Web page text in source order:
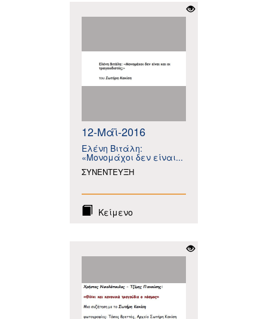
12-Μάϊ-2016
Ελένη Βιτάλη:
«Μονομάχοι δεν είναι...
ΣΥΝΕΝΤΕΥΞΗ
Κείμενο